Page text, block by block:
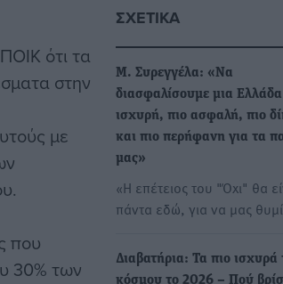
ότι τα
στην
με
που
30% των
ΣΧΕΤΙΚΆ
Μ. Συρεγγέλα: «Να
διασφαλίσουμε μια Ελλάδα
ισχυρή, πιο ασφαλή, πιο
και πιο περήφανη για τα
μας»
«Η επέτειος του "Όχι" θα
πάντα εδώ, για να μας
Διαβατήρια: Τα πιο ισχυρά
κόσμου το 2026 – Πού